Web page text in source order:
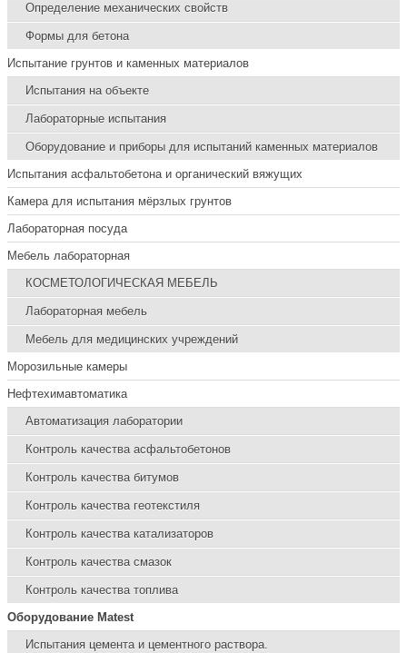
Определение механических свойств
Формы для бетона
Испытание грунтов и каменных материалов
Испытания на объекте
Лабораторные испытания
Оборудование и приборы для испытаний каменных материалов
Испытания асфальтобетона и органический вяжущих
Камера для испытания мёрзлых грунтов
Лабораторная посуда
Мебель лабораторная
КОСМЕТОЛОГИЧЕСКАЯ МЕБЕЛЬ
Лабораторная мебель
Мебель для медицинских учреждений
Морозильные камеры
Нефтехимавтоматика
Автоматизация лаборатории
Контроль качества асфальтобетонов
Контроль качества битумов
Контроль качества геотекстиля
Контроль качества катализаторов
Контроль качества смазок
Контроль качества топлива
Оборудование Matest
Испытания цемента и цементного раствора.